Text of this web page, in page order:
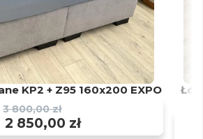
KP2 + Z95 160x200 EXPO
3 800,00 zł
2 850,00 zł